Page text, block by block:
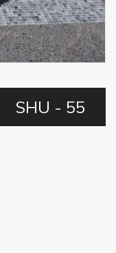
SHU - 55